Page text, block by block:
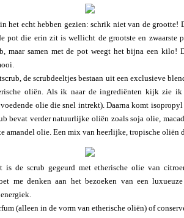
het echt hebben gezien: schrik niet van de grootte!
pot die erin zit is wellicht de grootste en zwaarste
maar samen met de pot weegt het bijna een kilo!
de scrubdeeltjes bestaan uit een exclusieve
oliën. Als ik naar de ingrediënten kijk zie ik
olie die snel intrekt). Daarna komt isopropyl
bevat verder natuurlijke oliën zoals soja olie,
amandel olie. Een mix van heerlijke, tropische oliën
is de scrub gegeurd met etherische olie van
me denken aan het bezoeken van een
(alleen in de vorm van etherische oliën) of